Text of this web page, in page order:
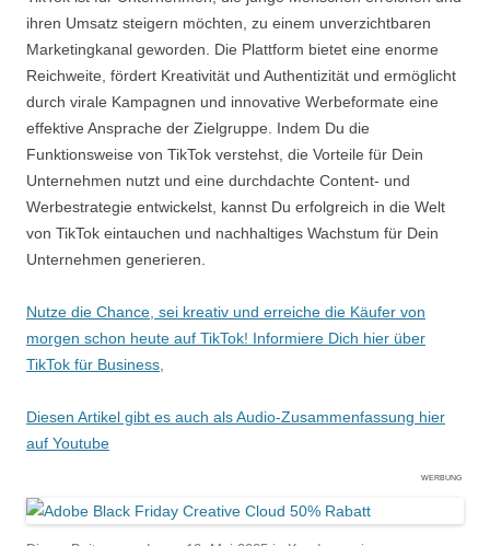
ihren Umsatz steigern möchten, zu einem unverzichtbaren
Marketingkanal geworden. Die Plattform bietet eine enorme
Reichweite, fördert Kreativität und Authentizität und ermöglicht
durch virale Kampagnen und innovative Werbeformate eine
effektive Ansprache der Zielgruppe. Indem Du die
Funktionsweise von TikTok verstehst, die Vorteile für Dein
Unternehmen nutzt und eine durchdachte Content- und
Werbestrategie entwickelst, kannst Du erfolgreich in die Welt
von TikTok eintauchen und nachhaltiges Wachstum für Dein
Unternehmen generieren.
Nutze die Chance, sei kreativ und erreiche die Käufer von
morgen schon heute auf TikTok! Informiere Dich hier über
TikTok für Business,
Diesen Artikel gibt es auch als Audio-Zusammenfassung hier
auf Youtube
WERBUNG